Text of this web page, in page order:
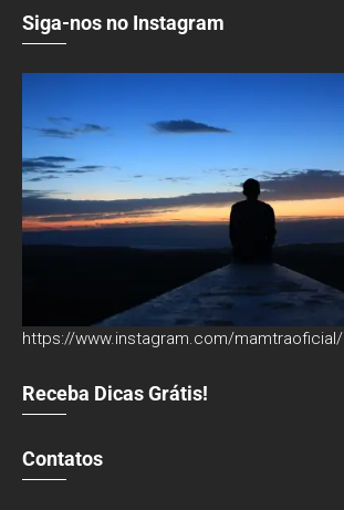
Siga-nos no Instagram
https://www.instagram.com/mamtraoficial/
Receba Dicas Grátis!
Contatos